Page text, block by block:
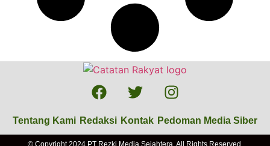
Tentang Kami Redaksi Kontak Pedoman Media Siber
© Copyright 2024 PT Rezki Media Sejahtera, All Rights Reserved.